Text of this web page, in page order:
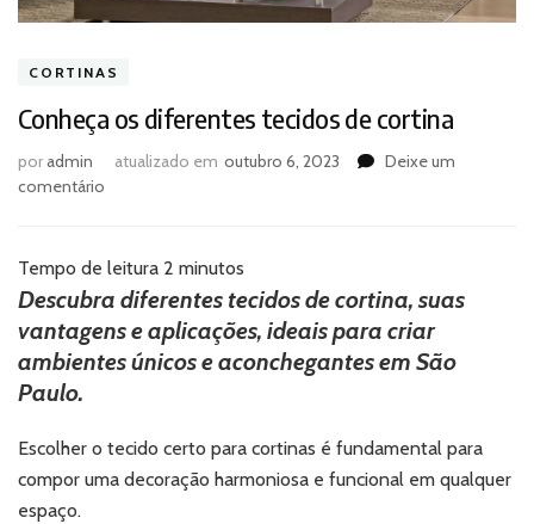
CORTINAS
Conheça os diferentes tecidos de cortina
poradmin atualizado em outubro 6, 2023
Deixe um
comentário
diferentes
tecidos
de
cortina
Tempo de leitura 2 minutos
Descubra diferentes tecidos de cortina, suas
vantagens e aplicações, ideais para criar
ambientes únicos e aconchegantes em São
Paulo.
Escolher o tecido certo para cortinas é fundamental para
compor uma decoração harmoniosa e funcional em qualquer
espaço.